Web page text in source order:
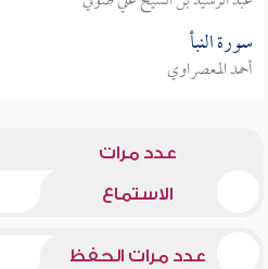
سورة النبأ
أحمد المعصراوي
عدد مرات
الاستماع
عدد مرات الحفظ